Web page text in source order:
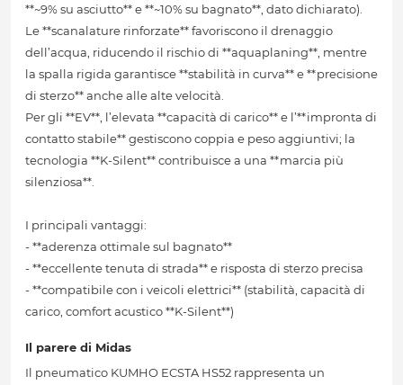
**~9% su asciutto** e **~10% su bagnato**, dato dichiarato).
Le **scanalature rinforzate** favoriscono il drenaggio
dell’acqua, riducendo il rischio di **aquaplaning**, mentre
la spalla rigida garantisce **stabilità in curva** e **precisione
di sterzo** anche alle alte velocità.
Per gli **EV**, l’elevata **capacità di carico** e l’**impronta di
contatto stabile** gestiscono coppia e peso aggiuntivi; la
tecnologia **K-Silent** contribuisce a una **marcia più
silenziosa**.
I principali vantaggi:
- **aderenza ottimale sul bagnato**
- **eccellente tenuta di strada** e risposta di sterzo precisa
- **compatibile con i veicoli elettrici** (stabilità, capacità di
carico, comfort acustico **K-Silent**)
Il parere di Midas
Il pneumatico KUMHO ECSTA HS52 rappresenta un